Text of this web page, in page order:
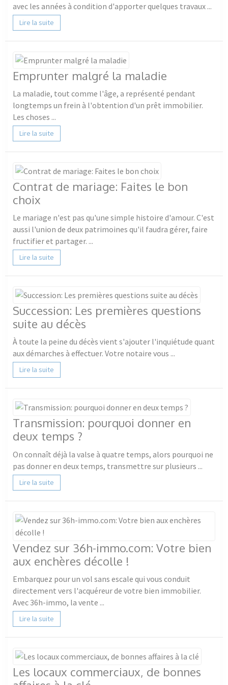
avec les années à condition d'apporter quelques travaux ...
Lire la suite
Emprunter malgré la maladie
La maladie, tout comme l'âge, a représenté pendant
longtemps un frein à l'obtention d'un prêt immobilier.
Les choses ...
Lire la suite
Contrat de mariage: Faites le bon
choix
Le mariage n'est pas qu'une simple histoire d'amour. C'est
aussi l'union de deux patrimoines qu'il faudra gérer, faire
fructifier et partager. ...
Lire la suite
Succession: Les premières questions
suite au décès
À toute la peine du décès vient s'ajouter l'inquiétude quant
aux démarches à effectuer. Votre notaire vous ...
Lire la suite
Transmission: pourquoi donner en
deux temps ?
On connaît déjà la valse à quatre temps, alors pourquoi ne
pas donner en deux temps, transmettre sur plusieurs ...
Lire la suite
Vendez sur 36h-immo.com: Votre bien
aux enchères décolle !
Embarquez pour un vol sans escale qui vous conduit
directement vers l'acquéreur de votre bien immobilier.
Avec 36h-immo, la vente ...
Lire la suite
Les locaux commerciaux, de bonnes